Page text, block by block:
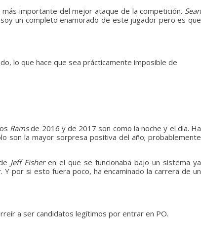
importante del mejor ataque de la competición. Sean
un completo enamorado de este jugador pero es que
lo que hace que sea prácticamente imposible de
Ramsde 2016 y de 2017 son como la noche y el día. Ha
son la mayor sorpresa positiva del año; probablemente
Jeff Fisheren el que se funcionaba bajo un sistema ya
por si esto fuera poco, ha encaminado la carrera de un
a ser candidatos legítimos por entrar en PO.